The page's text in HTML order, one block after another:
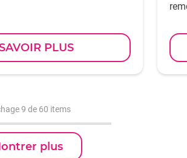
PLUS
9 de 60 items
plus